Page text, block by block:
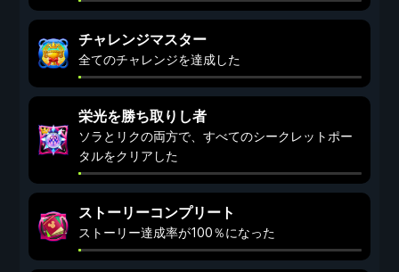
チャレンジマスター
全てのチャレンジを達成した
栄光を勝ち取りし者
ソラとリクの両方で、すべてのシークレットポー
タルをクリアした
ストーリーコンプリート
ストーリー達成率が100％になった